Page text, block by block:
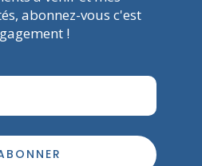
abonnez-vous c'est
!